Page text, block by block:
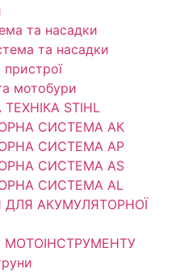
та насадки
та насадки
пристрої
мотобури
STIHL
СИСТЕМА АК
СИСТЕМА АР
СИСТЕМА AS
СИСТЕМА AL
АКУМУЛЯТОРНОЇ